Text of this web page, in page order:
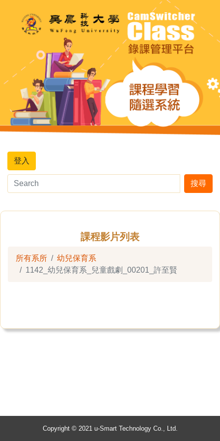
登入
搜尋
課程影片列表
所有系所
幼兒保育系
1142_幼兒保育系_兒童戲劇_00201_許至賢
Copyright © 2021 u-Smart Technology Co., Ltd.